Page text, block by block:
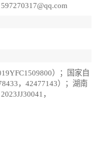
）；国家自
，42477143）；湖南
，